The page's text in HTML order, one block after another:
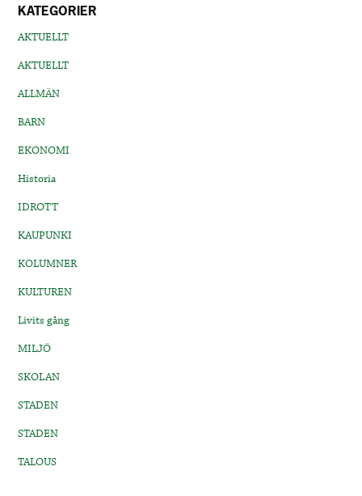
KATEGORIER
AKTUELLT
AKTUELLT
ALLMÄN
BARN
EKONOMI
Historia
IDROTT
KAUPUNKI
KOLUMNER
KULTUREN
Livits gång
MILJÖ
SKOLAN
STADEN
STADEN
TALOUS